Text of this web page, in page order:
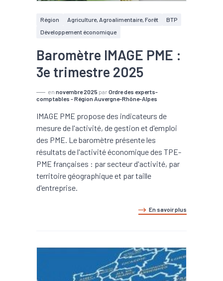
Région Agriculture, Agroalimentaire, Forêt
BTP
Développement économique
Baromètre IMAGE PME :
3e trimestre 2025
en novembre 2025 par Ordre des experts-
comptables - Région Auvergne-Rhône-Alpes
IMAGE PME propose des indicateurs de
mesure de l'activité, de gestion et d'emploi
des PME. Le baromètre présente les
résultats de l'activité économique des TPE-
PME françaises : par secteur d'activité, par
territoire géographique et par taille
d'entreprise.
En savoir plus